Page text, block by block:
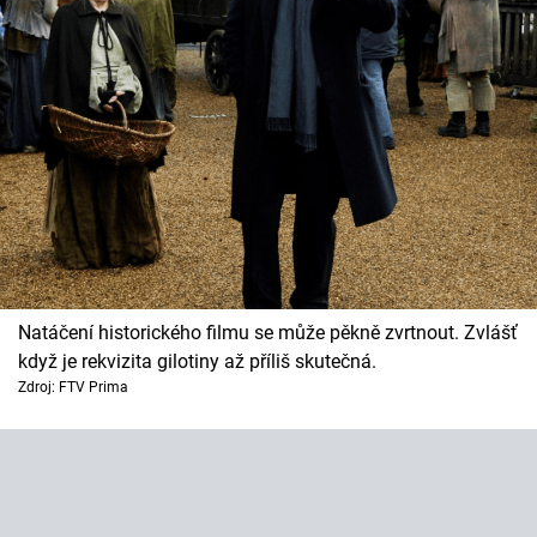
Natáčení historického filmu se může pěkně zvrtnout. Zvlášť
když je rekvizita gilotiny až příliš skutečná.
Zdroj: FTV Prima